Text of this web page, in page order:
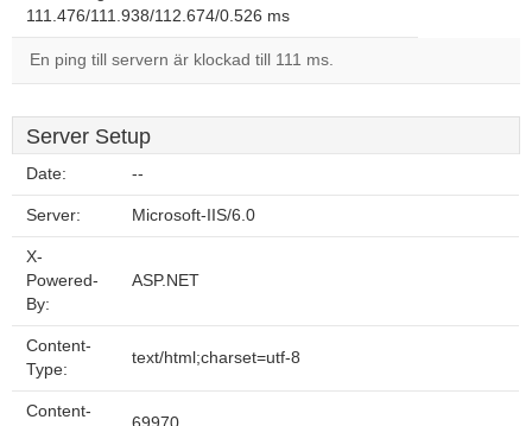
111.476/111.938/112.674/0.526 ms
En ping till servern är klockad till 111 ms.
Server Setup
Date: --
Server: Microsoft-IIS/6.0
X-
Powered-
By:
ASP.NET
Content-
Type:
text/html;charset=utf-8
Content-